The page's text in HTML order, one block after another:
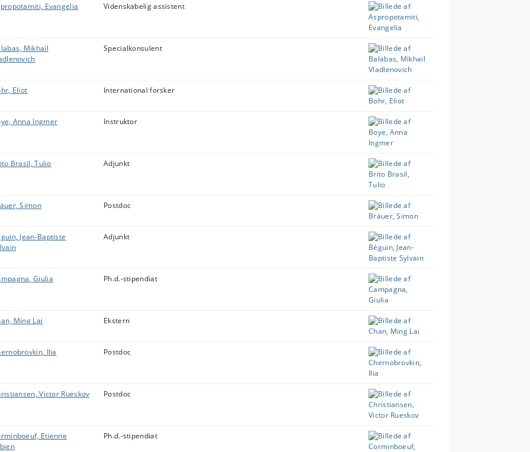
Evangelia Videnskabelig assistent
Mikhail
Specialkonsulent
Eliot International forsker
Anna Ingmer Instruktor
Brasil, Tulio Adjunkt
Simon Postdoc
Jean-Baptiste
Adjunkt
Giulia Ph.d.-stipendiat
Ming Lai Ekstern
Ilia Postdoc
Victor Rueskov Postdoc
Etienne
Ph.d.-stipendiat